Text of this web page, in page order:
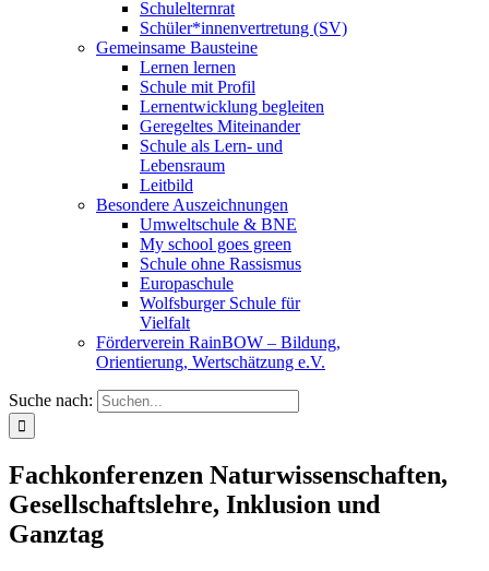
Schulelternrat
Schüler*innenvertretung (SV)
Gemeinsame Bausteine
Lernen lernen
Schule mit Profil
Lernentwicklung begleiten
Geregeltes Miteinander
Schule als Lern- und
Lebensraum
Leitbild
Besondere Auszeichnungen
Umweltschule & BNE
My school goes green
Schule ohne Rassismus
Europaschule
Wolfsburger Schule für
Vielfalt
Förderverein RainBOW – Bildung,
Orientierung, Wertschätzung e.V.
Suche nach:
Fachkonferenzen Naturwissenschaften,
Gesellschaftslehre, Inklusion und
Ganztag